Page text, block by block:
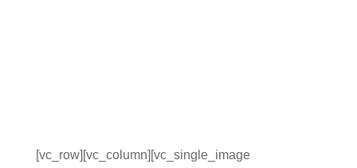
[vc_row][vc_column][vc_single_image